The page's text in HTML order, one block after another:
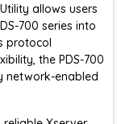
allows users
700 series into
protocol
the PDS-700
network-enabled